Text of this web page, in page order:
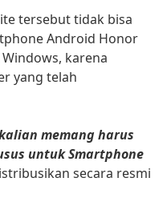
tersebut tidak bisa
Android Honor
karena
yang telah
memang harus
untuk Smartphone
secara resmi